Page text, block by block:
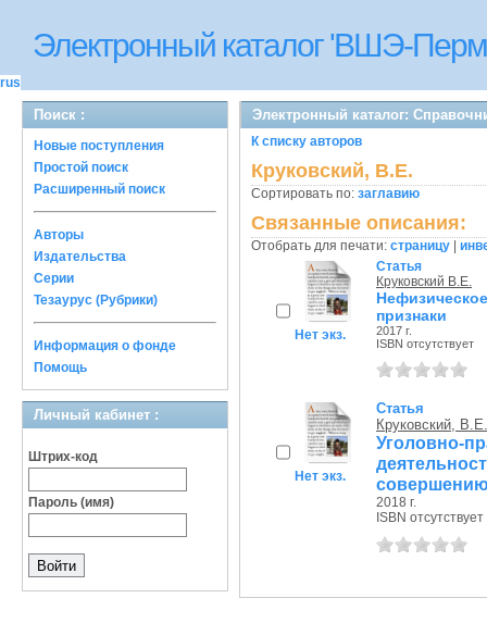
Электронный каталог 'ВШЭ-
rus
Поиск :
Новые поступления
Простой поиск
Расширенный поиск
Авторы
Издательства
Серии
Тезаурус (Рубрики)
Информация о фонде
Помощь
Личный кабинет :
Штрих-код
Пароль (имя)
Электронный каталог:
К списку авторов
Круковский, В.Е.
Сортировать по: заглавию
Связанные описания:
Отобрать для печати: страницу
Нет экз.
Статья
Круковский В.Е.
признаки
2017 г.
ISBN отсутствует
Нет экз.
Статья
Круковский, В.Е.
Уголовно-
2018 г.
ISBN отсутствует